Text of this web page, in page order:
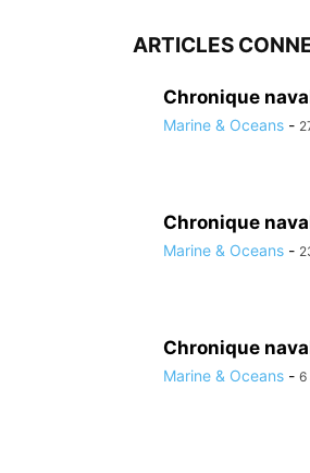
ARTICLES
Chronique
Marine & Oceans -
Chronique
Marine & Oceans -
Chronique
Marine & Oceans - 6